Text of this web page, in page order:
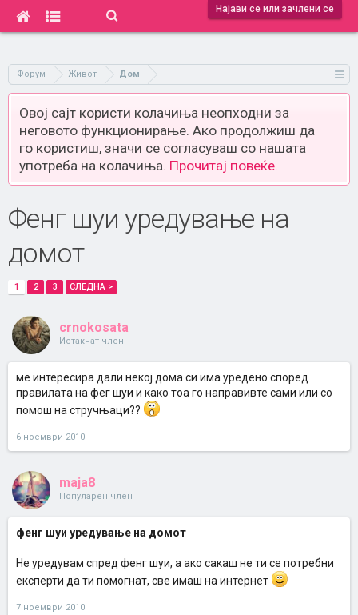
Најави се или зачлени се
Форум Живот Дом
Овој сајт користи колачиња неопходни за
неговото функционирање. Ако продолжиш да
го користиш, значи се согласуваш со нашата
употреба на колачиња. Прочитај повеќе.
Фенг шуи уредување на
домот
1 2 3 СЛЕДНА >
crnokosata
Истакнат член
ме интересира дали некој дома си има уредено според
правилата на фег шуи и како тоа го направивте сами или со
помош на стручњаци??
6 ноември 2010
maja8
Популарен член
фенг шуи уредување на домот
Не уредувам спред фенг шуи, а ако сакаш не ти се потребни
експерти да ти помогнат, све имаш на интернет
7 ноември 2010